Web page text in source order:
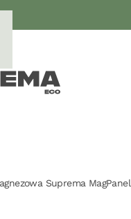
Suprema MagPanel